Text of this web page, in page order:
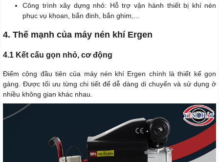
Công trình xây dựng nhỏ: Hỗ trợ vận hành thiết bị khí nén
phục vụ khoan, bắn đinh, bắn ghim,...
4. Thế mạnh của máy nén khí Ergen
4.1 Kết cấu gọn nhỏ, cơ động
Điểm cộng đầu tiên của máy nén khí Ergen chính là thiết kế gọn
gàng. Được tối ưu từng chi tiết để dễ dàng di chuyển và sử dụng ở
nhiều không gian khác nhau.